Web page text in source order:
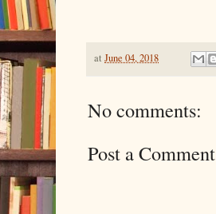
at June 04, 2018
No comments:
Post a Comment